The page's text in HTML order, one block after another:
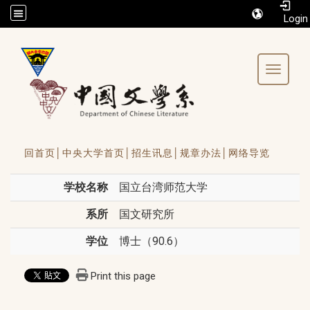
/accesskey"" title="Toolbar">:::
Toggle
回首页│ 中央大学首页│ 招生讯息│ 规章办法│ 网络导览
学校名称 国立台湾师范大学
系所 国文研究所
学位 博士（90.6）
Print this page